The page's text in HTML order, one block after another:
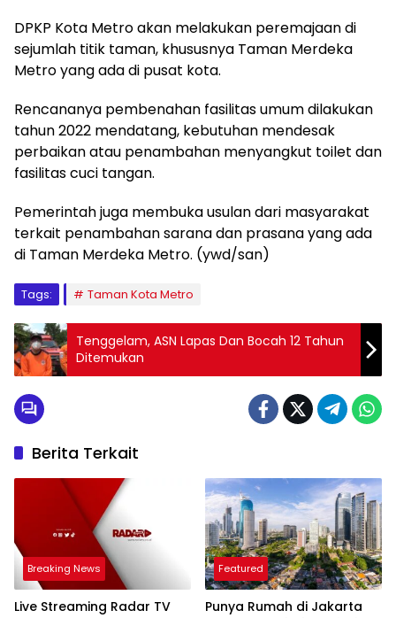
DPKP Kota Metro akan melakukan peremajaan di
sejumlah titik taman, khususnya Taman Merdeka
Metro yang ada di pusat kota.
Rencananya pembenahan fasilitas umum dilakukan
tahun 2022 mendatang, kebutuhan mendesak
perbaikan atau penambahan menyangkut toilet dan
fasilitas cuci tangan.
Pemerintah juga membuka usulan dari masyarakat
terkait penambahan sarana dan prasana yang ada
di Taman Merdeka Metro. (ywd/san)
Tags: Taman Kota Metro
Tenggelam, ASN Lapas Dan Bocah 12 Tahun
Ditemukan
Berita Terkait
Breaking News
Live Streaming Radar TV
Featured
Punya Rumah di Jakarta